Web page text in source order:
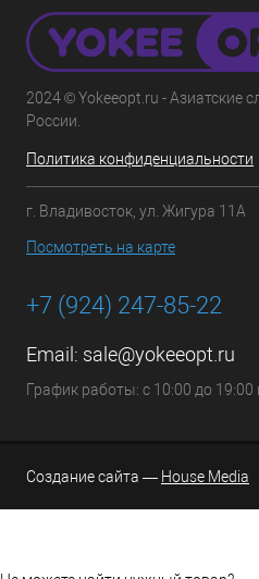
2024 © Yokeeopt.ru - Азиатские
России.
Политика конфиденциальности
г. Владивосток, ул. Жигура 11А
Посмотреть на карте
+7 (924) 247-85-22
Email: sale@yokeeopt.ru
График работы: с 10:00 до 19:00
Создание сайта — House Media